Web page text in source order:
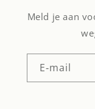
Meld je aan
E‑mail